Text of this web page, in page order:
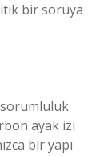
bir soruya
ayak izi
bir yapı